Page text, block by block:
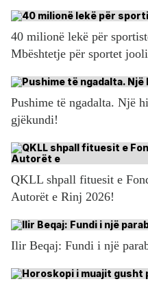
40 milionë lekë për
Mbështetje për sportet
Pushime të ngadalta. Një
gjëkundi!
QKLL shpall fituesit e
Autorët e Rinj 2026!
Ilir Beqaj: Fundi i një